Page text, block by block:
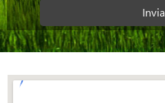
Invia